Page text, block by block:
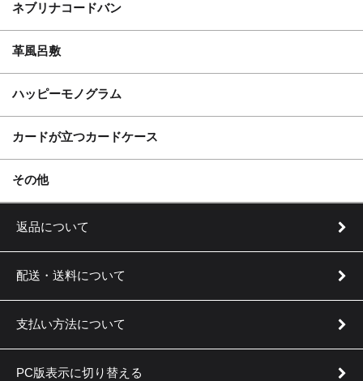
ネブリナコードバン
革風呂敷
ハッピーモノグラム
カードが立つカードケース
その他
返品について
配送・送料について
支払い方法について
PC版表示に切り替える